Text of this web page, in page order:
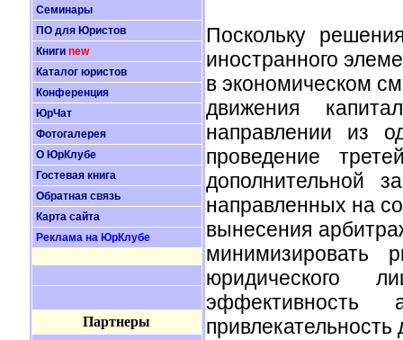
Семинары
ПО для Юристов
Книги new
Каталог юристов
Конференция
ЮрЧат
Фотогалерея
О ЮрКлубе
Гостевая книга
Обратная связь
Карта сайта
Реклама на ЮрКлубе
Партнеры
Поскольку
иностранного
в экономическом
движения
направлении из
проведение
дополнительной
направленных на
вынесения
минимизировать
юридического
эффективность